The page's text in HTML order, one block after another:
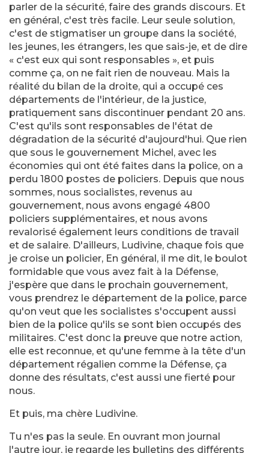
parler de la sécurité, faire des grands discours. Et
en général, c'est très facile. Leur seule solution,
c'est de stigmatiser un groupe dans la société,
les jeunes, les étrangers, les que sais-je, et de dire
« c'est eux qui sont responsables », et puis
comme ça, on ne fait rien de nouveau. Mais la
réalité du bilan de la droite, qui a occupé ces
départements de l'intérieur, de la justice,
pratiquement sans discontinuer pendant 20 ans.
C'est qu'ils sont responsables de l'état de
dégradation de la sécurité d'aujourd'hui. Que rien
que sous le gouvernement Michel, avec les
économies qui ont été faites dans la police, on a
perdu 1800 postes de policiers. Depuis que nous
sommes, nous socialistes, revenus au
gouvernement, nous avons engagé 4800
policiers supplémentaires, et nous avons
revalorisé également leurs conditions de travail
et de salaire. D'ailleurs, Ludivine, chaque fois que
je croise un policier, En général, il me dit, le boulot
formidable que vous avez fait à la Défense,
j'espère que dans le prochain gouvernement,
vous prendrez le département de la police, parce
qu'on veut que les socialistes s'occupent aussi
bien de la police qu'ils se sont bien occupés des
militaires. C'est donc la preuve que notre action,
elle est reconnue, et qu'une femme à la tête d'un
département régalien comme la Défense, ça
donne des résultats, c'est aussi une fierté pour
nous.
Et puis, ma chère Ludivine.
Tu n'es pas la seule. En ouvrant mon journal
l'autre jour, je regarde les bulletins des différents